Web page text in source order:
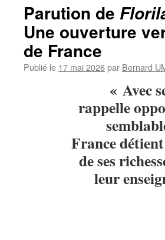
Parution de
Une ouverture
de France
Publié le 17 mai 2026par Bernard
« Avec
rappelle
France
de ses
leur